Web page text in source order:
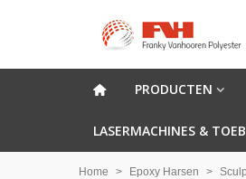
PRODUCTEN
LASERMACHINES &
Home > Epoxy Harsen >